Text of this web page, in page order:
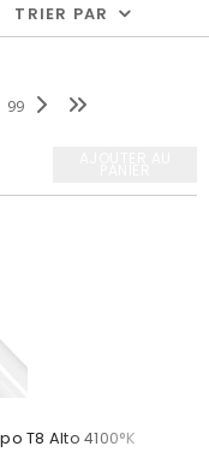
TRIER PAR
99
T8 Alto 4100°K